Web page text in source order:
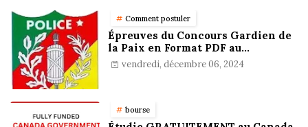
Comment postuler
Épreuves du Concours Gardien de
la Paix en Format PDF au
Cameroun : Stratégies,
Préparation et Astuces pour
vendredi, décembre 06, 2024
bourse